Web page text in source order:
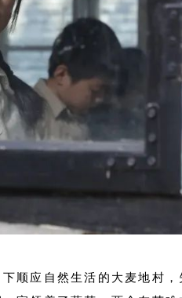
顺应自然生活的大麦地村